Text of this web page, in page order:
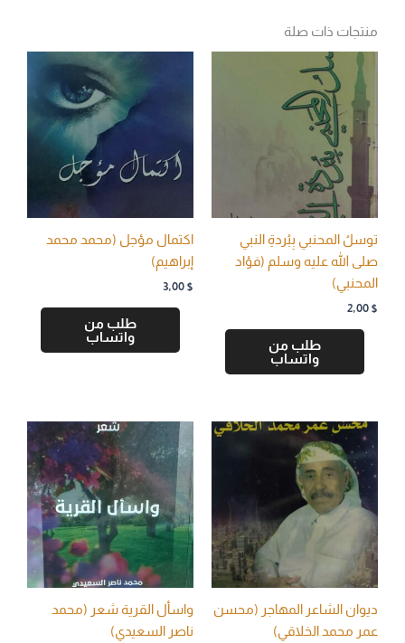
منتجات ذات صلة
توسلُ المحنبي بِبُردةِ النبي
صلى الله عليه وسلم (فؤاد
المحنبي)
2,00 $
طلب من
واتساب
اكتمال مؤجل (محمد محمد
إبراهيم)
3,00 $
طلب من
واتساب
ديوان الشاعر المهاجر (محسن
عمر محمد الخلاقي)
واسأل القرية شعر (محمد
ناصر السعيدي)